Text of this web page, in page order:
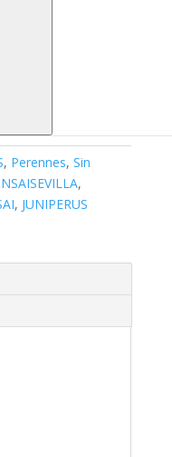
50cm.
articulo o necesita
de cultivo,
nosotros vía
, Perennes, Sin
,
, JUNIPERUS